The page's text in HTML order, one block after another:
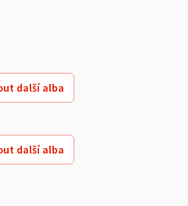
další alba
další alba